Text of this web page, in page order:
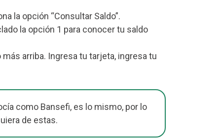
la opción “Consultar Saldo”.
la opción 1 para conocer tu saldo
arriba. Ingresa tu tarjeta, ingresa tu
como Bansefi, es lo mismo, por lo
de estas.